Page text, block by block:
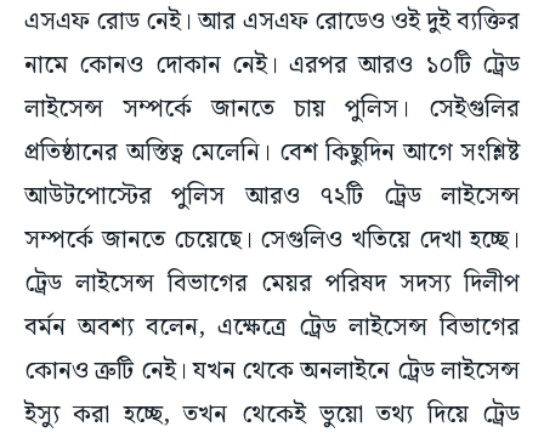
এসএফ রোড নেই। আর এসএফ রোডেও ওই দুই ব্যক্তির
নামে কোনও দোকান নেই। এরপর আরও ১০টি ট্রেড
লাইসেন্স সম্পর্কে জানতে চায় পুলিস। সেইগুলির
প্রতিষ্ঠানের অস্তিত্ব মেলেনি। বেশ কিছুদিন আগে সংশ্লিষ্ট
আউটপোস্টের পুলিস আরও ৭২টি ট্রেড লাইসেন্স
সম্পর্কে জানতে চেয়েছে। সেগুলিও খতিয়ে দেখা হচ্ছে।
ট্রেড লাইসেন্স বিভাগের মেয়র পরিষদ সদস্য দিলীপ
বর্মন অবশ্য বলেন, এক্ষেত্রে ট্রেড লাইসেন্স বিভাগের
কোনও ত্রুটি নেই। যখন থেকে অনলাইনে ট্রেড লাইসেন্স
ইস্যু করা হচ্ছে, তখন থেকেই ভুয়ো তথ্য দিয়ে ট্রেড